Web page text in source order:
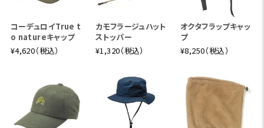
コーデュロイTrue t
o natureキャップ
¥4,620（税込）
カモフラージュハット
ストッパー
¥1,320（税込）
オクタフラップキャッ
プ
¥8,250（税込）